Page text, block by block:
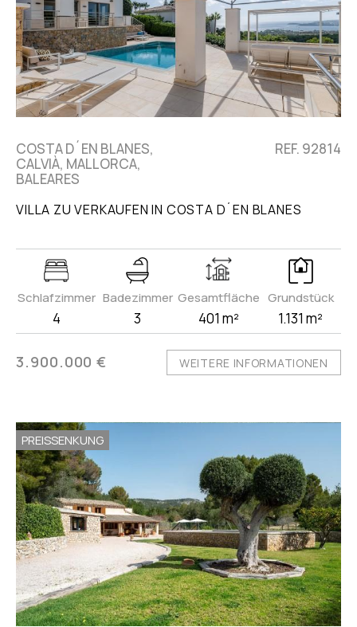
COSTA D´EN BLANES,
CALVIÀ, MALLORCA,
BALEARES
REF. 92814
VILLA ZU VERKAUFEN IN COSTA D´EN BLANES
Schlafzimmer
4
Badezimmer
3
Gesamtfläche
401 m²
Grundstück
1.131 m²
3.900.000 € WEITERE INFORMATIONEN
PREISSENKUNG